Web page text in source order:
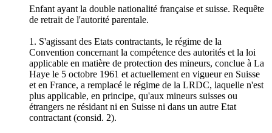
Enfant ayant la double nationalité française et suisse. Requête
de retrait de l'autorité parentale.
1. S'agissant des Etats contractants, le régime de la
Convention concernant la compétence des autorités et la loi
applicable en matière de protection des mineurs, conclue à La
Haye le 5 octobre 1961 et actuellement en vigueur en Suisse
et en France, a remplacé le régime de la LRDC, laquelle n'est
plus applicable, en principe, qu'aux mineurs suisses ou
étrangers ne résidant ni en Suisse ni dans un autre Etat
contractant (consid. 2).